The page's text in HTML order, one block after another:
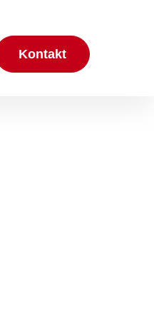
"Über uns"
Kontakt